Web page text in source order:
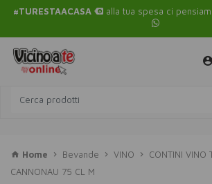
#TURESTAACASA alla tua spesa ci
Home Bevande VINO
CONTINI VINO
CANNONAU 75 CL M